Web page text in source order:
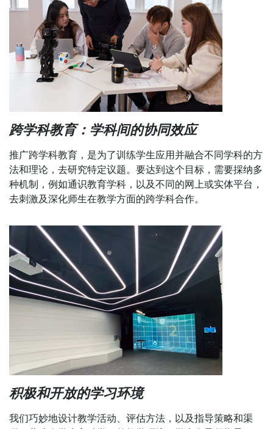
跨学科教育：学科间的协同效应
推广跨学科教育，是为了训练学生应用并融合不同学科的方
法和理论，去研究特定议题。要达到这个目标，需要採纳多
种机制，例如通识教育学科，以及不同的网上或实体平台，
去刺激及深化师生在教学方面的跨学科合作。
积极和开放的学习环境
我们巧妙地设计教学活动、评估方法，以及指导策略和渠